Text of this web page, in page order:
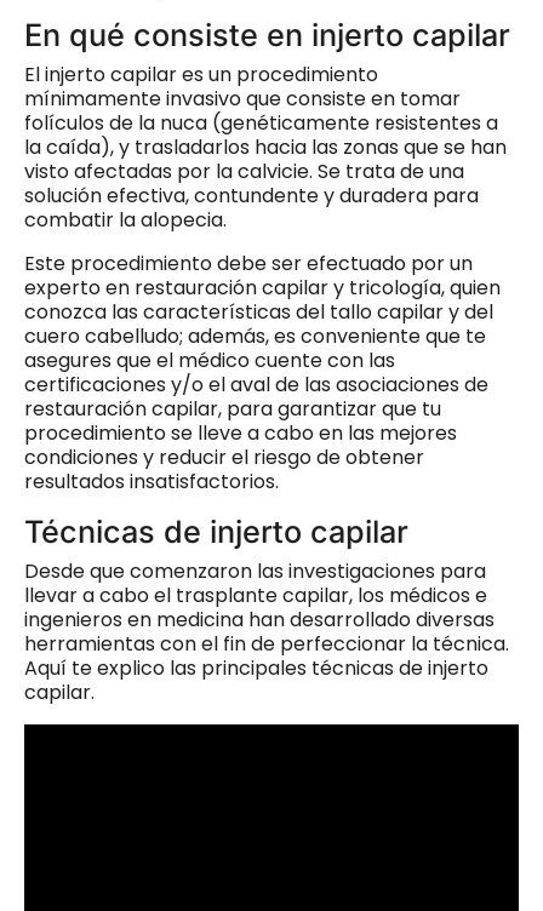
En qué consiste en injerto capilar
El injerto capilar es un procedimiento
mínimamente invasivo que consiste en tomar
folículos de la nuca (genéticamente resistentes a
la caída), y trasladarlos hacia las zonas que se han
visto afectadas por la calvicie. Se trata de una
solución efectiva, contundente y duradera para
combatir la alopecia.
Este procedimiento debe ser efectuado por un
experto en restauración capilar y tricología, quien
conozca las características del tallo capilar y del
cuero cabelludo; además, es conveniente que te
asegures que el médico cuente con las
certificaciones y/o el aval de las asociaciones de
restauración capilar, para garantizar que tu
procedimiento se lleve a cabo en las mejores
condiciones y reducir el riesgo de obtener
resultados insatisfactorios.
Técnicas de injerto capilar
Desde que comenzaron las investigaciones para
llevar a cabo el trasplante capilar, los médicos e
ingenieros en medicina han desarrollado diversas
herramientas con el fin de perfeccionar la técnica.
Aquí te explico las principales técnicas de injerto
capilar.